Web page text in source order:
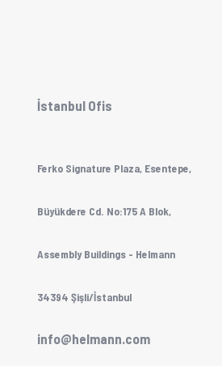
İstanbul Ofis
Ferko Signature Plaza, Esentepe,
Büyükdere Cd. No:175 A Blok,
Assembly Buildings - Helmann
34394 Şişli/İstanbul
info@helmann.com